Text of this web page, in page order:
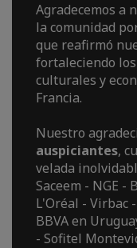
Agradecemos a
la comunidad
que reafirmó
fortaleciendo
culturales y
Francia.
Nuestro
auspiciantes,
velada
Saceem - NGE -
L'Oréal - Virbac
BBVA en
- Sofitel